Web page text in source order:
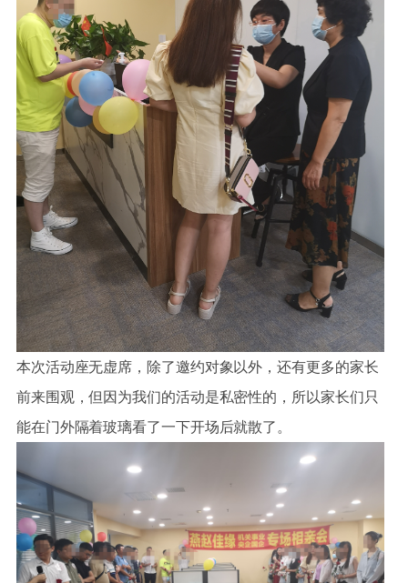
本次活动座无虚席，除了邀约对象以外，还有更多的家长
前来围观，但因为我们的活动是私密性的，所以家长们只
能在门外隔着玻璃看了一下开场后就散了。